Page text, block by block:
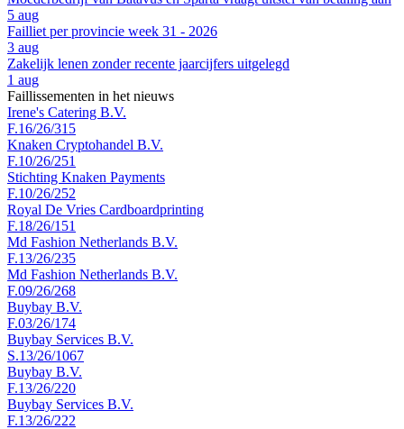
5 aug
Failliet per provincie week 31 - 2026
3 aug
Zakelijk lenen zonder recente jaarcijfers uitgelegd
1 aug
Faillissementen in het nieuws
Irene's Catering B.V.
F.16/26/315
Knaken Cryptohandel B.V.
F.10/26/251
Stichting Knaken Payments
F.10/26/252
Royal De Vries Cardboardprinting
F.18/26/151
Md Fashion Netherlands B.V.
F.13/26/235
Md Fashion Netherlands B.V.
F.09/26/268
Buybay B.V.
F.03/26/174
Buybay Services B.V.
S.13/26/1067
Buybay B.V.
F.13/26/220
Buybay Services B.V.
F.13/26/222